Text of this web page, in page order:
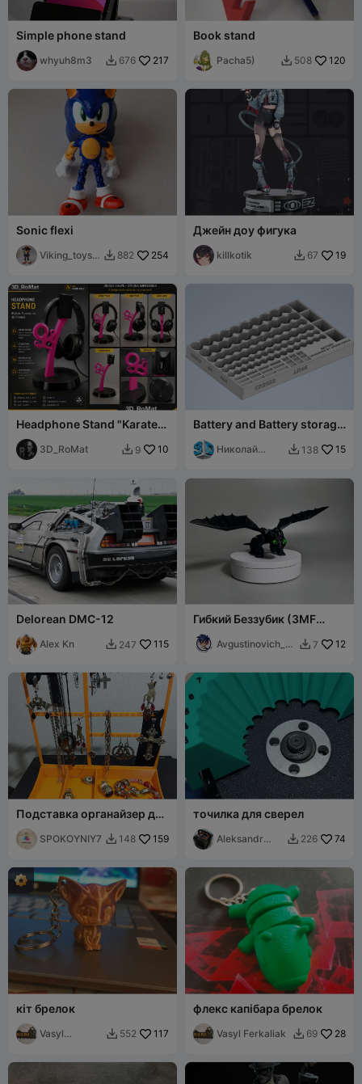
Simple phone stand
whyuh8m3  676 217
Book stand
Pacha5)  508 120
Sonic flexi
Viking_toys_
 882 254
Джейн доу фигука
killkotik  67 19
Headphone Stand "Karate" |
3D Printed Designer Stand
3D_RoMat  9 10
Battery and Battery storage
Organizer
Николай
 138 15
Delorean DMC-12
Alex Kn  247 115
Гибкий Беззубик (3MF
многоцветный)
Avgustinovich_
 7 12
Подставка органайзер для
женских украшений
SPOKOYNIY7  148 159
точилка для сверел
Aleksandr
 226 74
кіт брелок
Vasyl
 552 117
флекс капібара брелок
Vasyl Ferkaliak  69 28